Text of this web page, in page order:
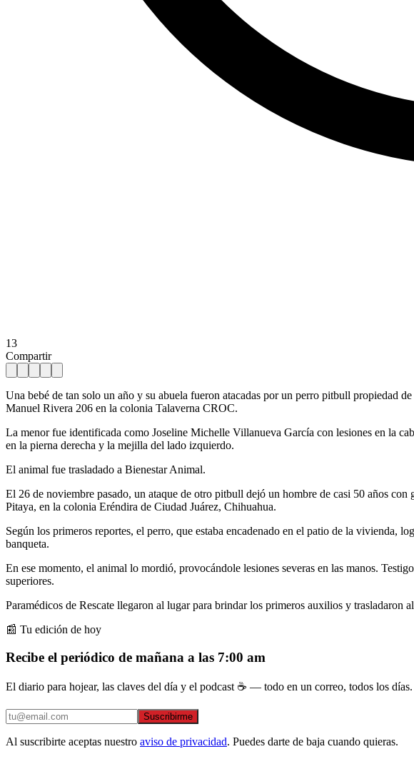
13
Compartir
Una bebé de tan solo un año y su abuela fueron atacadas por un perro pitbull propiedad
Manuel Rivera 206 en la colonia Talaverna CROC.
La menor fue identificada como Joseline Michelle Villanueva García con lesiones en la
en la pierna derecha y la mejilla del lado izquierdo.
El animal fue trasladado a Bienestar Animal.
El 26 de noviembre pasado, un ataque de otro pitbull dejó un hombre de casi 50 años
Pitaya, en la colonia Eréndira de Ciudad Juárez, Chihuahua.
Según los primeros reportes, el perro, que estaba encadenado en el patio de la vivienda,
banqueta.
En ese momento, el animal lo mordió, provocándole lesiones severas en las manos.
superiores.
Paramédicos de Rescate llegaron al lugar para brindar los primeros auxilios y trasladaron
📰 Tu edición de hoy
Recibe el periódico de mañana a las 7:00 am
El diario para hojear, las claves del día y el podcast ☕ — todo en un correo, todos los
Suscribirme
Al suscribirte aceptas nuestro aviso de privacidad. Puedes darte de baja cuando quieras.